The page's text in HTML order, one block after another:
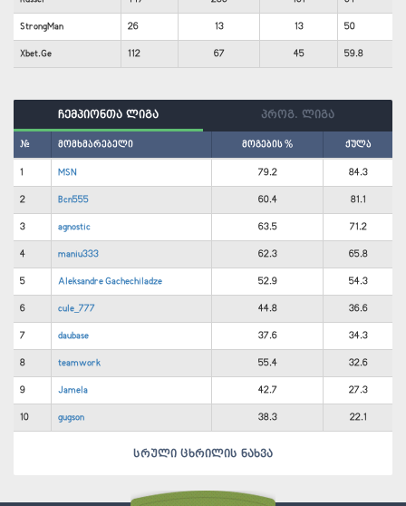
StrongMan 26 13 13 50
Xbet.Ge 112 67 45 59.8
ჩემპიონთა ლიგა პროგ. ლიგა
# მომხმარებელი მოგების % ქულა
1 MSN 79.2 84.3
2 Bcn555 60.4 81.1
3 agnostic 63.5 71.2
4 maniu333 62.3 65.8
5 Aleksandre Gachechiladze 52.9 54.3
6 cule_777 44.8 36.6
7 daubase 37.6 34.3
8 teamwork 55.4 32.6
9 Jamela 42.7 27.3
10 gugson 38.3 22.1
სრული ცხრილის ნახვა